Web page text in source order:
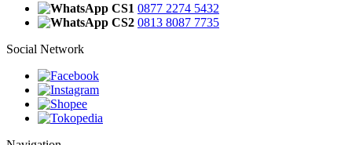
CS1 0877 2274 5432
CS2 0813 8087 7735
Social Network